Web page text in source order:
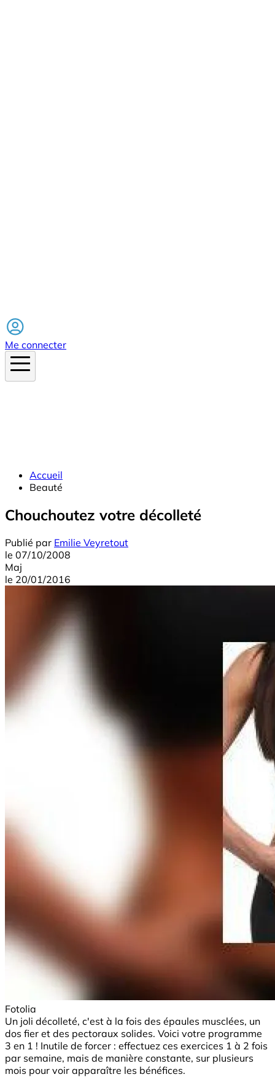
Me connecter
Accueil
Beauté
Chouchoutez votre décolleté
Publié par Emilie Veyretout
le 07/10/2008
Maj
le 20/01/2016
Fotolia
Un joli décolleté, c'est à la fois des épaules musclées, un
dos fier et des pectoraux solides. Voici votre programme
3 en 1 ! Inutile de forcer : effectuez ces exercices 1 à 2 fois
par semaine, mais de manière constante, sur plusieurs
mois pour voir apparaître les bénéfices.